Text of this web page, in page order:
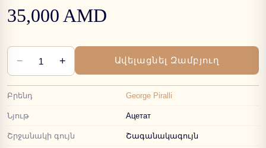
35,000 AMD
− 1 + Ավելացնել Զամբյուղ
Բրենդ George Piralli
Նյութ Ацетат
Շրջանակի գույն Շագանակագույն